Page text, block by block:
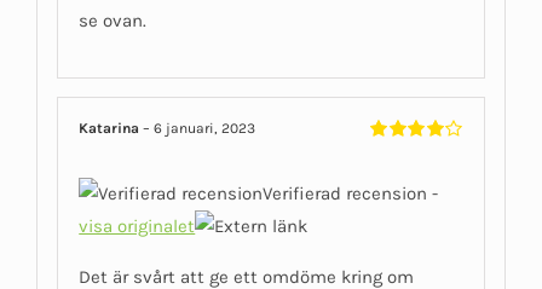
se ovan.
Katarina– 6 januari, 2023
Verifierad recension -
visa originalet
Det är svårt att ge ett omdöme kring om